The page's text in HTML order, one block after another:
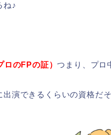
ね♪
ロのFPの証）つまり、プロ
演できるくらいの資格だそ